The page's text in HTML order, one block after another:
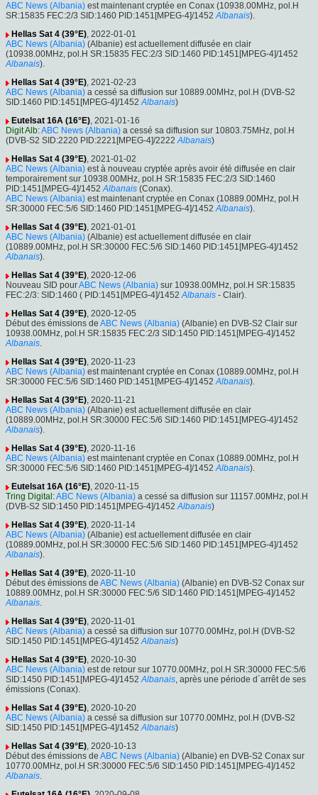
ABC News (Albania) est maintenant cryptée en Conax (10938.00MHz, pol.H
SR:15835 FEC:2/3 SID:1460 PID:1451[MPEG-4]/1452 Albanais).
Hellas Sat 4 (39°E), 2022-01-01
ABC News (Albania) (Albanie) est actuellement diffusée en clair
(10938.00MHz, pol.H SR:15835 FEC:2/3 SID:1460 PID:1451[MPEG-4]/1452
Albanais).
Hellas Sat 4 (39°E), 2021-02-23
ABC News (Albania) a cessé sa diffusion sur 10889.00MHz, pol.H (DVB-S2
SID:1460 PID:1451[MPEG-4]/1452 Albanais)
Eutelsat 16A (16°E), 2021-01-16
Digit Alb:ABC News (Albania) a cessé sa diffusion sur 10803.75MHz, pol.H
(DVB-S2 SID:2220 PID:2221[MPEG-4]/2222 Albanais)
Hellas Sat 4 (39°E), 2021-01-02
ABC News (Albania) est à nouveau cryptée après avoir été diffusée en clair
temporairement sur 10938.00MHz, pol.H SR:15835 FEC:2/3 SID:1460
PID:1451[MPEG-4]/1452 Albanais (Conax).
ABC News (Albania) est maintenant cryptée en Conax (10889.00MHz, pol.H
SR:30000 FEC:5/6 SID:1460 PID:1451[MPEG-4]/1452 Albanais).
Hellas Sat 4 (39°E), 2021-01-01
ABC News (Albania) (Albanie) est actuellement diffusée en clair
(10889.00MHz, pol.H SR:30000 FEC:5/6 SID:1460 PID:1451[MPEG-4]/1452
Albanais).
Hellas Sat 4 (39°E), 2020-12-06
Nouveau SID pourABC News (Albania) sur 10938.00MHz, pol.H SR:15835
FEC:2/3: SID:1460 ( PID:1451[MPEG-4]/1452 Albanais - Clair).
Hellas Sat 4 (39°E), 2020-12-05
Début des émissions de ABC News (Albania) (Albanie) en DVB-S2 Clair sur
10938.00MHz, pol.H SR:15835 FEC:2/3 SID:1450 PID:1451[MPEG-4]/1452
Albanais.
Hellas Sat 4 (39°E), 2020-11-23
ABC News (Albania) est maintenant cryptée en Conax (10889.00MHz, pol.H
SR:30000 FEC:5/6 SID:1460 PID:1451[MPEG-4]/1452 Albanais).
Hellas Sat 4 (39°E), 2020-11-21
ABC News (Albania) (Albanie) est actuellement diffusée en clair
(10889.00MHz, pol.H SR:30000 FEC:5/6 SID:1460 PID:1451[MPEG-4]/1452
Albanais).
Hellas Sat 4 (39°E), 2020-11-16
ABC News (Albania) est maintenant cryptée en Conax (10889.00MHz, pol.H
SR:30000 FEC:5/6 SID:1460 PID:1451[MPEG-4]/1452 Albanais).
Eutelsat 16A (16°E), 2020-11-15
Tring Digital :ABC News (Albania) a cessé sa diffusion sur 11157.00MHz, pol.H
(DVB-S2 SID:1450 PID:1451[MPEG-4]/1452 Albanais)
Hellas Sat 4 (39°E), 2020-11-14
ABC News (Albania) (Albanie) est actuellement diffusée en clair
(10889.00MHz, pol.H SR:30000 FEC:5/6 SID:1460 PID:1451[MPEG-4]/1452
Albanais).
Hellas Sat 4 (39°E), 2020-11-10
Début des émissions de ABC News (Albania) (Albanie) en DVB-S2 Conax sur
10889.00MHz, pol.H SR:30000 FEC:5/6 SID:1460 PID:1451[MPEG-4]/1452
Albanais.
Hellas Sat 4 (39°E), 2020-11-01
ABC News (Albania) a cessé sa diffusion sur 10770.00MHz, pol.H (DVB-S2
SID:1450 PID:1451[MPEG-4]/1452 Albanais)
Hellas Sat 4 (39°E), 2020-10-30
ABC News (Albania) est de retour sur 10770.00MHz, pol.H SR:30000 FEC:5/6
SID:1450 PID:1451[MPEG-4]/1452 Albanais, après une période d´arrêt de ses
émissions (Conax).
Hellas Sat 4 (39°E), 2020-10-20
ABC News (Albania) a cessé sa diffusion sur 10770.00MHz, pol.H (DVB-S2
SID:1450 PID:1451[MPEG-4]/1452 Albanais)
Hellas Sat 4 (39°E), 2020-10-13
Début des émissions de ABC News (Albania) (Albanie) en DVB-S2 Conax sur
10770.00MHz, pol.H SR:30000 FEC:5/6 SID:1450 PID:1451[MPEG-4]/1452
Albanais.